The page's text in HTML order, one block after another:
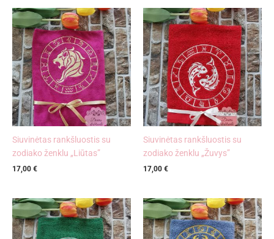
Siuvinėtas rankšluostis su
zodiako ženklu „Liūtas”
17,00 €
Siuvinėtas rankšluostis su
zodiako ženklu „Žuvys”
17,00 €